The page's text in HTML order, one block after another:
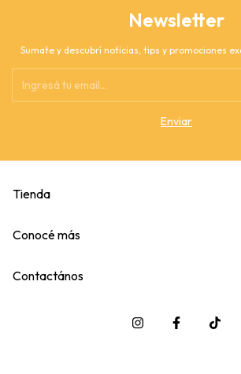
Newsletter
Sumate y descubrí noticias, tips y promociones
Tienda
Conocé más
Contactános